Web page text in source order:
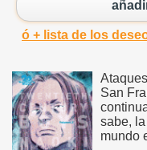
ó + lista de los
San
sabe,
mundo